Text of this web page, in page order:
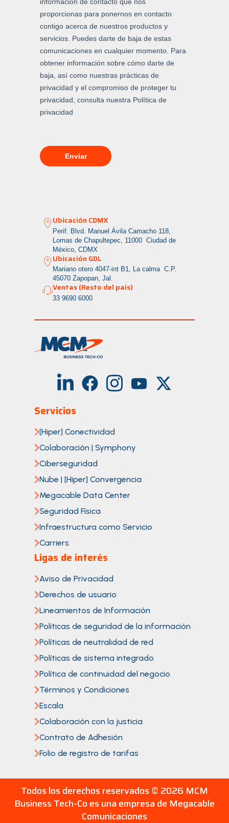
Ubicación CDMX
Perif. Blvd. Manuel Ávila Camacho 118,
Lomas de Chapultepec, 11000 Ciudad de
México, CDMX
Ubicación GDL
Mariano otero 4047-int B1, La calmaC.P.
45070 Zapopan, Jal.
Ventas (Resto del país)
33 9690 6000
Servicios
[Hiper] Conectividad
Colaboración | Symphony
Ciberseguridad
Nube | [Hiper] Convergencia
Megacable Data Center
Seguridad Física
Infraestructura como Servicio
Carriers
Ligas de interés
Aviso de Privacidad
Derechos de usuario
Lineamientos de Información
Políticas de seguridad de la información
Políticas de neutralidad de red
Políticas de sistema integrado
Política de continuidad del negocio
Términos y Condiciones
Escala
Colaboración con la justicia
Contrato de Adhesión
Folio de registro de tarifas
Todos los derechos reservados © 2026 MCM
Business Tech-Co es una empresa de Megacable
Comunicaciones